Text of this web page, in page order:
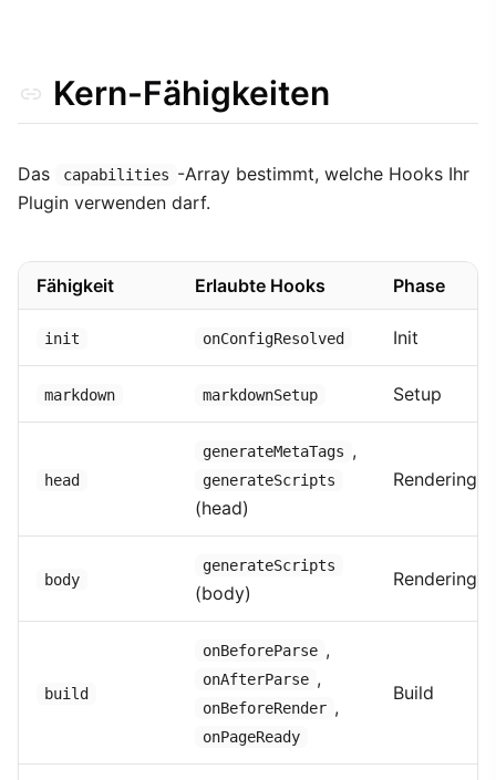
Kern-Fähigkeiten
Das capabilities -Array bestimmt, welche Hooks Ihr
Plugin verwenden darf.
Fähigkeit Erlaubte Hooks Phase
init onConfigResolved Init
markdown markdownSetup Setup
head
generateMetaTags ,
generateScripts
(head)
Rendering
body
generateScripts
(body)
Rendering
build
onBeforeParse ,
onAfterParse ,
onBeforeRender ,
onPageReady
Build